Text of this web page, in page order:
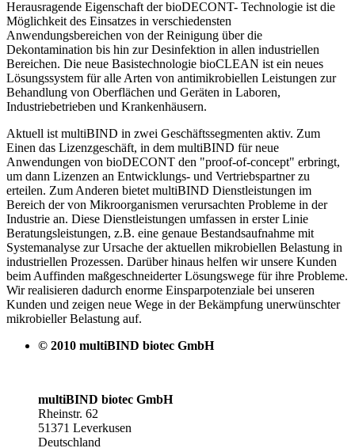
Herausragende Eigenschaft der bioDECONT- Technologie ist die
Möglichkeit des Einsatzes in verschiedensten
Anwendungsbereichen von der Reinigung über die
Dekontamination bis hin zur Desinfektion in allen industriellen
Bereichen. Die neue Basistechnologie bioCLEAN ist ein neues
Lösungssystem für alle Arten von antimikrobiellen Leistungen zur
Behandlung von Oberflächen und Geräten in Laboren,
Industriebetrieben und Krankenhäusern.
Aktuell ist multiBIND in zwei Geschäftssegmenten aktiv. Zum
Einen das Lizenzgeschäft, in dem multiBIND für neue
Anwendungen von bioDECONT den "proof-of-concept" erbringt,
um dann Lizenzen an Entwicklungs- und Vertriebspartner zu
erteilen. Zum Anderen bietet multiBIND Dienstleistungen im
Bereich der von Mikroorganismen verursachten Probleme in der
Industrie an. Diese Dienstleistungen umfassen in erster Linie
Beratungsleistungen, z.B. eine genaue Bestandsaufnahme mit
Systemanalyse zur Ursache der aktuellen mikrobiellen Belastung in
industriellen Prozessen. Darüber hinaus helfen wir unsere Kunden
beim Auffinden maßgeschneiderter Lösungswege für ihre Probleme.
Wir realisieren dadurch enorme Einsparpotenziale bei unseren
Kunden und zeigen neue Wege in der Bekämpfung unerwünschter
mikrobieller Belastung auf.
© 2010 multiBIND biotec GmbH
multiBIND biotec GmbH
Rheinstr. 62
51371 Leverkusen
Deutschland